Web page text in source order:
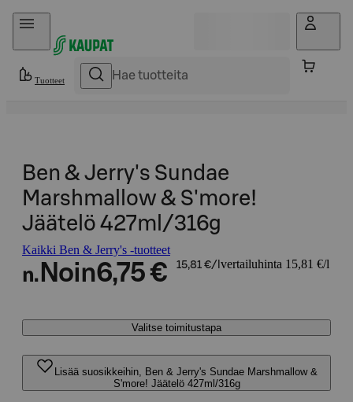
Hyppää sisältöön
Tuotteet
Ben & Jerry's Sundae
Marshmallow & S'more!
Jäätelö 427ml/316g
Kaikki Ben & Jerry's -tuotteet
n. Noin6,75 € 15,81 €/l vertailuhinta 15,81 €/l
Valitse toimitustapa
Lisää suosikkeihin, Ben & Jerry's Sundae Marshmallow &
S'more! Jäätelö 427ml/316g